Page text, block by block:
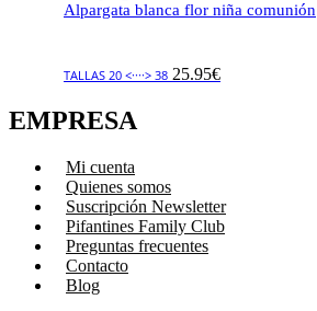
Alpargata blanca flor niña comunión
TALLAS 20 <····> 38 25.95€
EMPRESA
Mi cuenta
Quienes somos
Suscripción Newsletter
Pifantines Family Club
Preguntas frecuentes
Contacto
Blog